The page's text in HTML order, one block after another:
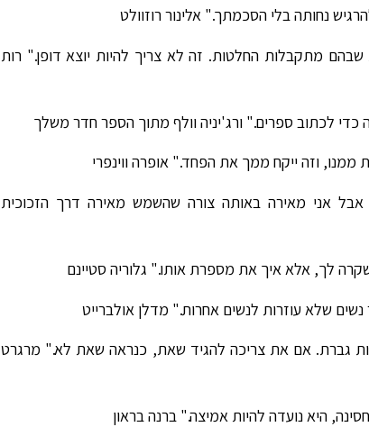
נחותה בלי הסכמתך." אלינור רוזוולט
שבהם מתקבלות החלטות. זה לא צריך להיות יוצא דופן." רות
לכתוב ספרים." ורג'יניה וולף מתוך הספר חדר משלך
וזה ייקח ממך את הפחד." אופרה ווינפרי
אבל אני מאירה באותה צורה שהשמש מאירה דרך הזכוכית
לך, אלא איך את מספרת אותו." גלוריה סטיינם
נשים שלא עוזרות לנשים אחרות." מדלן אולברייט
גברת. אם את צריכה להגיד שאת, כנראה שאת לא." מרגרט
היא נועדה להיות אמיצה." ברנה בראון